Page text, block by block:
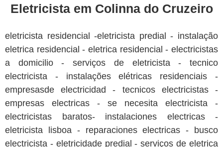
Eletricista em Colinna do Cruzeiro
eletricista residencial -eletricista predial - instalação
eletrica residencial - eletrica residencial - electricistas
a domicilio - serviços de eletricista - tecnico
electricista - instalações elétricas residenciais -
empresasde electricidad - tecnicos electricistas -
empresas electricas - se necesita electricista -
electricistas baratos- instalaciones electricas -
eletricista lisboa - reparaciones electricas - busco
electricista - eletricidade predial - serviços de eletrica